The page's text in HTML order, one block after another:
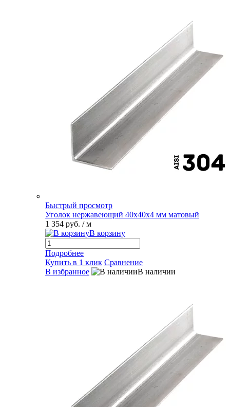
Быстрый просмотр
Уголок нержавеющий 40х40х4 мм матовый
1 354 руб. / м
В корзину
Подробнее
Купить в 1 клик Сравнение
В избранное
В наличии